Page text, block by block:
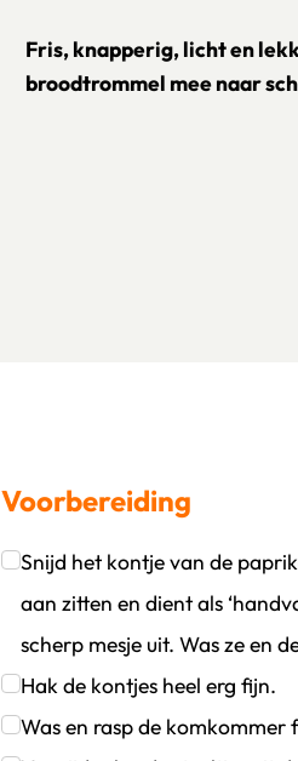
Fris, knapperig, licht en
broodtrommel mee naar
Voorbereiding
Snijd het kontje van de
aan zitten en dient als
scherp mesje uit. Was ze en
Klik om dit selectievakje aan
Hak de kontjes heel erg fijn.
Klik om dit selectievakje aan
Was en rasp de komkommer